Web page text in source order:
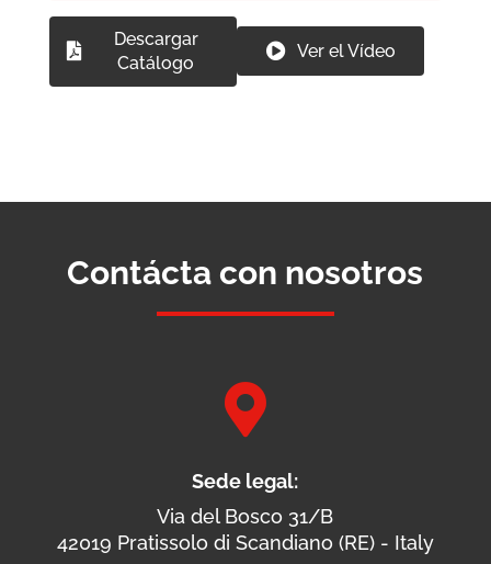
Descargar
Catálogo
Ver el Vídeo
Contácta con nosotros

Sede legal:
Via del Bosco 31/B
42019 Pratissolo di Scandiano (RE) - Italy